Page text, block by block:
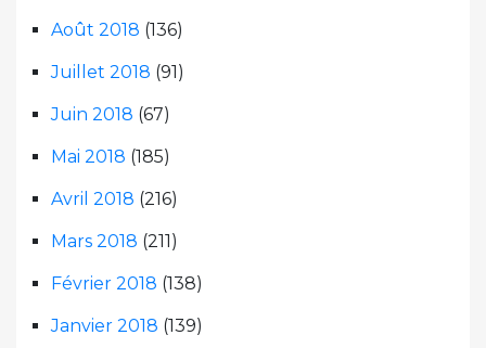
Août 2018 (136)
Juillet 2018 (91)
Juin 2018 (67)
Mai 2018 (185)
Avril 2018 (216)
Mars 2018 (211)
Février 2018 (138)
Janvier 2018 (139)